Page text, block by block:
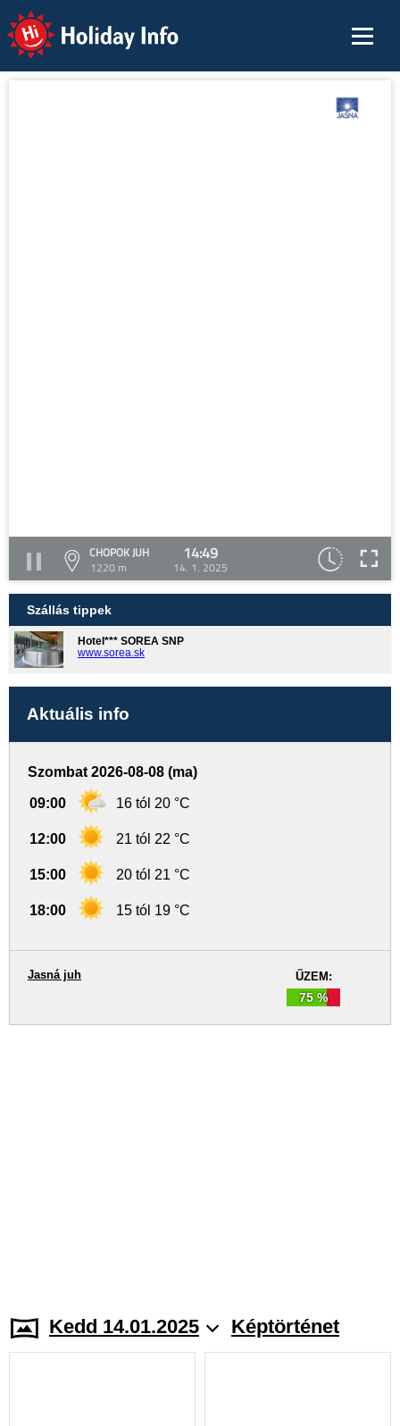
Holiday Info
CHOPOK JUH
1220 m
14:49
14. 1. 2025
Szállás tippek
Hotel*** SOREA SNP
www.sorea.sk
Aktuális info
Szombat 2026-08-08 (ma)
09:00 16 tól 20 °C
12:00 21 tól 22 °C
15:00 20 tól 21 °C
18:00 15 tól 19 °C
ŰZEM:
75 %
Jasná juh
Kedd 14.01.2025 Képtörténet